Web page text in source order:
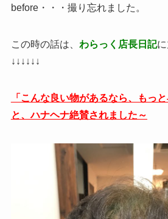
before・・・撮り忘れました。
この時の話は、 わらっく店長日記に
↓↓↓↓↓↓
「こんな良い物があるなら、もっ
と、ハナヘナ絶賛されました～